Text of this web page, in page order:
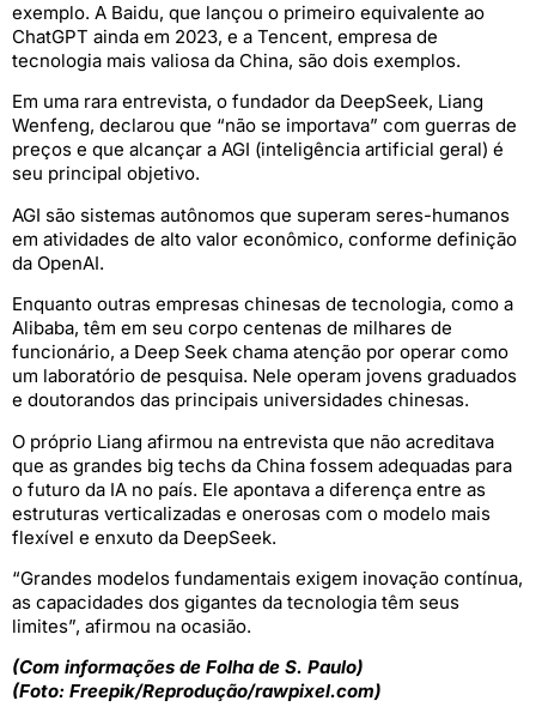
exemplo. A Baidu, que lançou o primeiro equivalente ao
ChatGPT ainda em 2023, e a Tencent, empresa de
tecnologia mais valiosa da China, são dois exemplos.
Em uma rara entrevista, o fundador da DeepSeek, Liang
Wenfeng, declarou que “não se importava” com guerras de
preços e que alcançar a AGI (inteligência artificial geral) é
seu principal objetivo.
AGI são sistemas autônomos que superam seres-humanos
em atividades de alto valor econômico, conforme definição
da OpenAI.
Enquanto outras empresas chinesas de tecnologia, como a
Alibaba, têm em seu corpo centenas de milhares de
funcionário, a Deep Seek chama atenção por operar como
um laboratório de pesquisa. Nele operam jovens graduados
e doutorandos das principais universidades chinesas.
O próprio Liang afirmou na entrevista que não acreditava
que as grandes big techs da China fossem adequadas para
o futuro da IA no país. Ele apontava a diferença entre as
estruturas verticalizadas e onerosas com o modelo mais
flexível e enxuto da DeepSeek.
“Grandes modelos fundamentais exigem inovação contínua,
as capacidades dos gigantes da tecnologia têm seus
limites”, afirmou na ocasião.
(Com informações de Folha de S. Paulo)
(Foto: Freepik/Reprodução/rawpixel.com)